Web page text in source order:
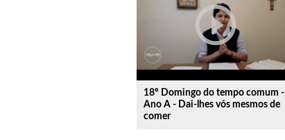
play_circle_outline
18º Domingo do tempo comum -
Ano A - Dai-lhes vós mesmos de
comer